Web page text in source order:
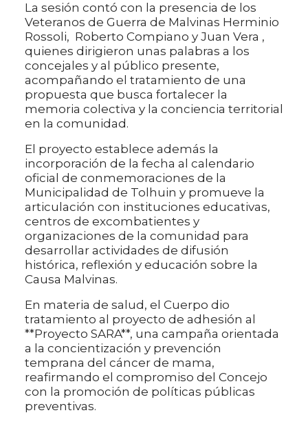
La sesión contó con la presencia de los
Veteranos de Guerra de Malvinas Herminio
Rossoli, Roberto Compiano y Juan Vera ,
quienes dirigieron unas palabras a los
concejales y al público presente,
acompañando el tratamiento de una
propuesta que busca fortalecer la
memoria colectiva y la conciencia territorial
en la comunidad.
El proyecto establece además la
incorporación de la fecha al calendario
oficial de conmemoraciones de la
Municipalidad de Tolhuin y promueve la
articulación con instituciones educativas,
centros de excombatientes y
organizaciones de la comunidad para
desarrollar actividades de difusión
histórica, reflexión y educación sobre la
Causa Malvinas.
En materia de salud, el Cuerpo dio
tratamiento al proyecto de adhesión al
**Proyecto SARA**, una campaña orientada
a la concientización y prevención
temprana del cáncer de mama,
reafirmando el compromiso del Concejo
con la promoción de políticas públicas
preventivas.